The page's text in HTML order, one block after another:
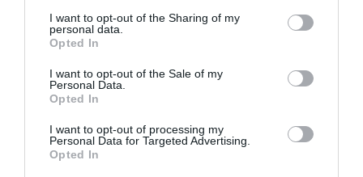
not limited to your visit or usage behaviour. You may click to
grant or deny consent to Google and its third-party tags to
use your data for below specified purposes in below Google
consent section.
I want to opt-out of the Sharing of my
personal data.
Opted In
I want to opt-out of the Sale of my
Personal Data.
Opted In
I want to opt-out of processing my
Personal Data for Targeted Advertising.
Opted In